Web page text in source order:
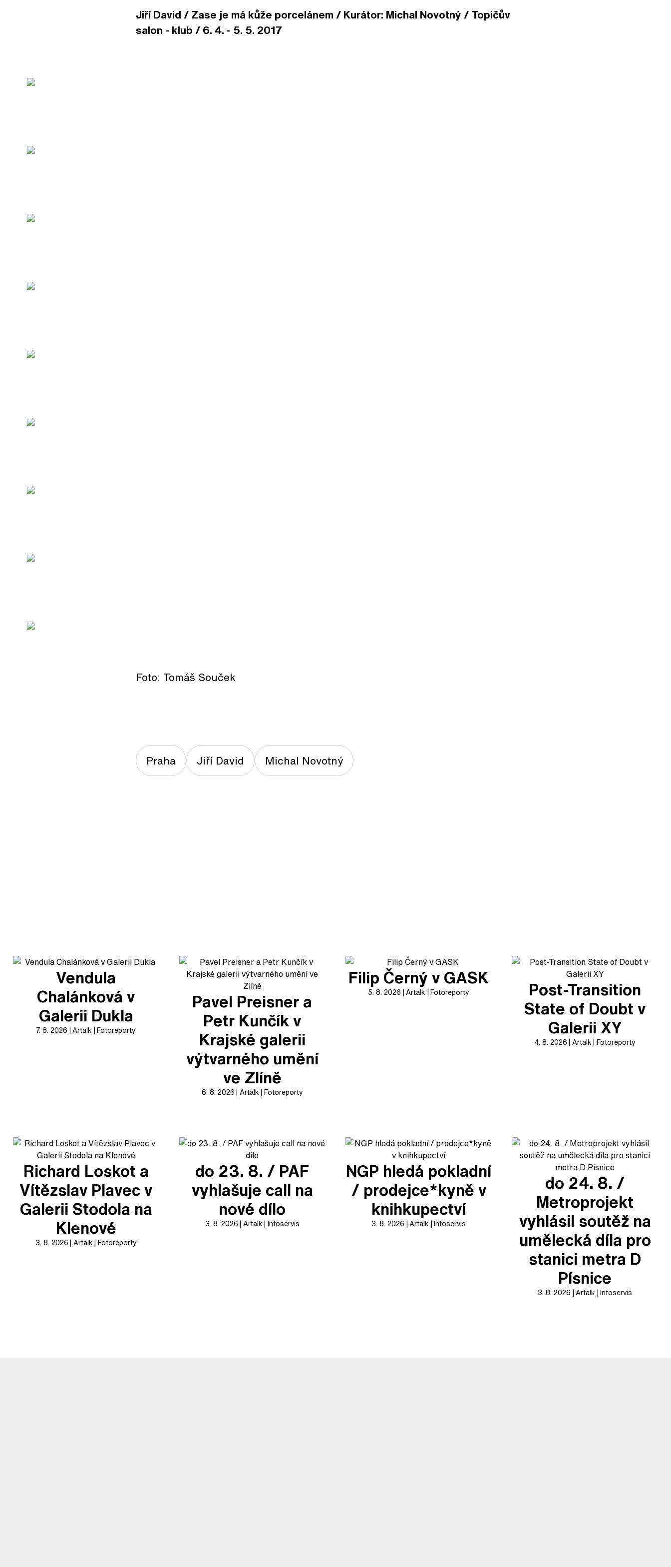
Jiří David / Zase je má kůže porcelánem / Kurátor: Michal Novotný / Topičův
salon - klub / 6. 4. - 5. 5. 2017
Foto: Tomáš Souček
Praha Jiří David Michal Novotný
Vendula
Chalánková v
Galerii Dukla
7. 8. 2026 Artalk Fotoreporty
Pavel Preisner a
Petr Kunčík v
Krajské galerii
výtvarného umění
ve Zlíně
6. 8. 2026 Artalk Fotoreporty
Filip Černý v GASK
5. 8. 2026 Artalk Fotoreporty
Post-Transition
State of Doubt v
Galerii XY
4. 8. 2026 Artalk Fotoreporty
Richard Loskot a
Vítězslav Plavec v
Galerii Stodola na
Klenové
3. 8. 2026 Artalk Fotoreporty
do 23. 8. / PAF
vyhlašuje call na
nové dílo
3. 8. 2026 Artalk Infoservis
NGP hledá pokladní
/ prodejce*kyně v
knihkupectví
3. 8. 2026 Artalk Infoservis
do 24. 8. /
Metroprojekt
vyhlásil soutěž na
umělecká díla pro
stanici metra D
Písnice
3. 8. 2026 Artalk Infoservis